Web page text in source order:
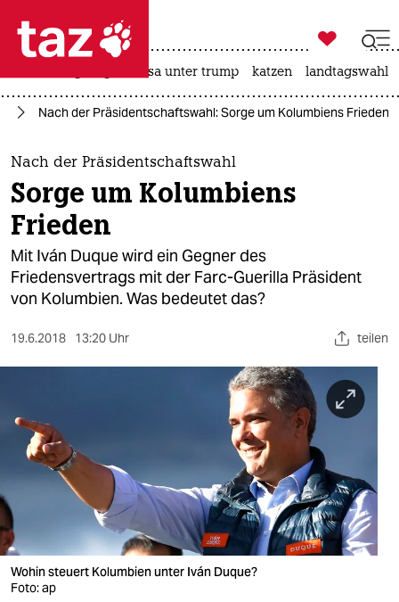
 taz zahl ich
taz zahl ich
themen
politik
öko
gesellschaft
sport
nord
wahrheit
verlag
verlag
veranstaltungen

taz zahl ich
usa unter trump katzen landtagswahl
Nach der Präsidentschaftswahl: Sorge um Kolumbiens Frieden
Nach der Präsidentschaftswahl
Sorge um Kolumbiens
Frieden
Mit Iván Duque wird ein Gegner des
Friedensvertrags mit der Farc-Guerilla Präsident
von Kolumbien. Was bedeutet das?
19.6.2018 13:20 Uhr teilen
Wohin steuert Kolumbien unter Iván Duque?
Foto: ap